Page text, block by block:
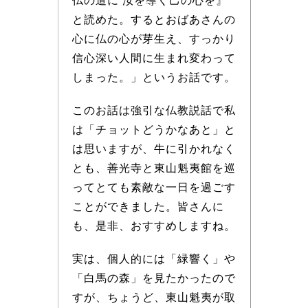
と読めた。するとおばあさんの
心に仏の心が芽生え、すっかり
信心深い人間に生まれ変わって
しまった。」というお話です。
このお話は強引な仏教説話で私
は「チョットどうかなあと」と
は思いますが、牛に引かれなく
とも、善光寺と東山魁夷館を巡
ってとても素敵な一日を過ごす
ことができました。皆さんに
も、是非、おすすめしますね。
実は、個人的には「緑響く」や
「白馬の森」を見たかったので
すが、ちょうど、東山魁夷が取